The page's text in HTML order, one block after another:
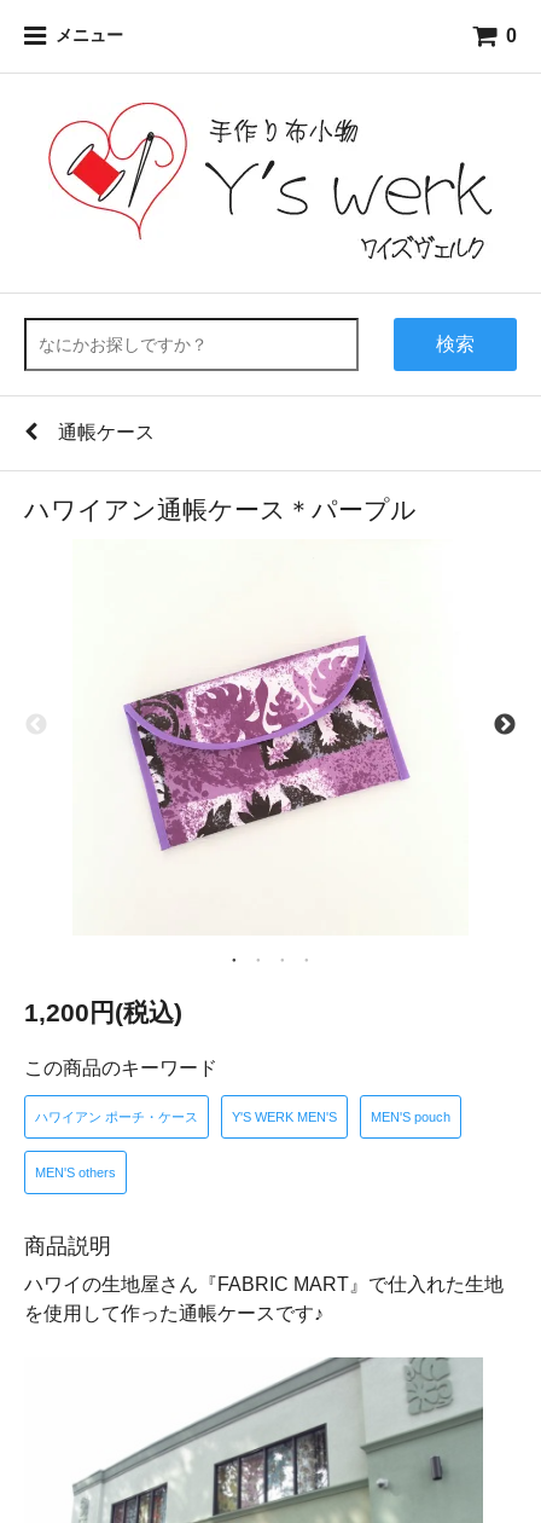
メニュー 0
検索
通帳ケース
ハワイアン通帳ケース＊パープル
1,200円(税込)
この商品のキーワード
ハワイアン ポーチ・ケース Y'S WERK MEN'S MEN'S pouch
MEN'S others
商品説明
ハワイの生地屋さん『FABRIC MART』で仕入れた生地
を使用して作った通帳ケースです♪